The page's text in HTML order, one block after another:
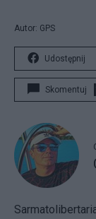
Autor: GPS
Udostępnij
Skomentuj